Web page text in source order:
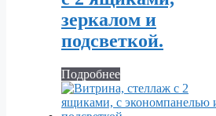
зеркалом и
подсветкой.
Подробнее